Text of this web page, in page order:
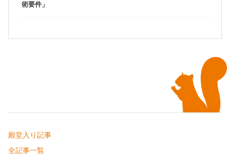
術要件」
殿堂入り記事
全記事一覧